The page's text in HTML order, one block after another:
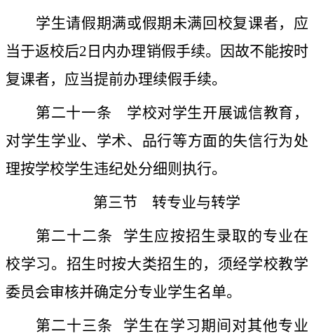
学生请假期满或假期未满回校复课者，应
当于返校后2 日内办理销假手续。因故不能按时
复课者，应当提前办理续假手续。
第二十一条 学校对学生开展诚信教育，
对学生学业、学术、品行等方面的失信行为处
理按学校学生违纪处分细则执行。
第三节 转专业与转学
第二十二条
学生应按招生录取的专业在
校学习。招生时按大类招生的，须经学校教学
委员会审核并确定分专业学生名单。
第二十三条
学生在学习期间对其他专业